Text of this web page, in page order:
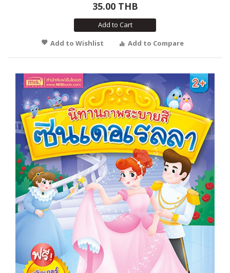
35.00 THB
Add to Cart
Add to Wishlist
Add to Compare